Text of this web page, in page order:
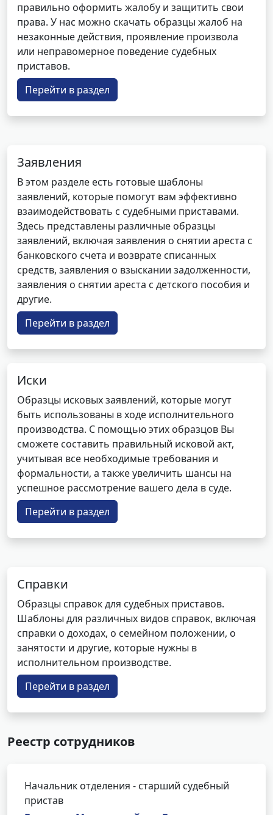
правильно оформить жалобу и защитить свои
права. У нас можно скачать образцы жалоб на
незаконные действия, проявление произвола
или неправомерное поведение судебных
приставов.
Перейти в раздел
Заявления
В этом разделе есть готовые шаблоны
заявлений, которые помогут вам эффективно
взаимодействовать с судебными приставами.
Здесь представлены различные образцы
заявлений, включая заявления о снятии ареста с
банковского счета и возврате списанных
средств, заявления о взыскании задолженности,
заявления о снятии ареста с детского пособия и
другие.
Перейти в раздел
Иски
Образцы исковых заявлений, которые могут
быть использованы в ходе исполнительного
производства. С помощью этих образцов Вы
сможете составить правильный исковой акт,
учитывая все необходимые требования и
формальности, а также увеличить шансы на
успешное рассмотрение вашего дела в суде.
Перейти в раздел
Справки
Образцы справок для судебных приставов.
Шаблоны для различных видов справок, включая
справки о доходах, о семейном положении, о
занятости и другие, которые нужны в
исполнительном производстве.
Перейти в раздел
Реестр сотрудников
Начальник отделения - старший судебный
пристав